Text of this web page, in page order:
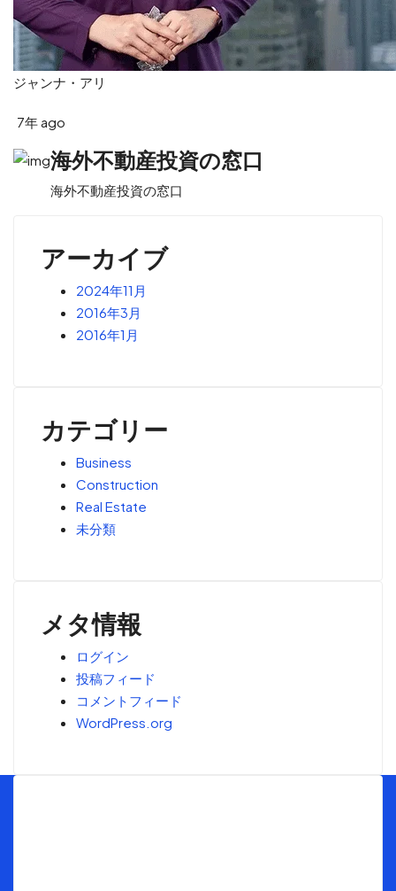
ジャンナ・アリ
7年 ago
海外不動産投資の窓口
海外不動産投資の窓口
アーカイブ
2024年11月
2016年3月
2016年1月
カテゴリー
Business
Construction
Real Estate
未分類
メタ情報
ログイン
投稿フィード
コメントフィード
WordPress.org